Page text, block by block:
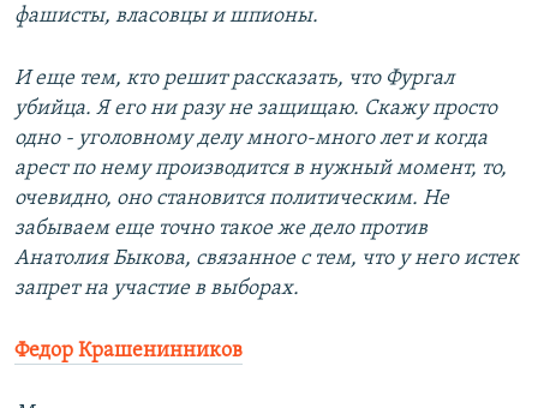
фашисты, власовцы и шпионы.
И еще тем, кто решит рассказать, что Фургал
убийца. Я его ни разу не защищаю. Скажу просто
одно - уголовному делу много-много лет и когда
арест по нему производится в нужный момент, то,
очевидно, оно становится политическим. Не
забываем еще точно такое же дело против
Анатолия Быкова, связанное с тем, что у него истек
запрет на участие в выборах.
Федор Крашенинников